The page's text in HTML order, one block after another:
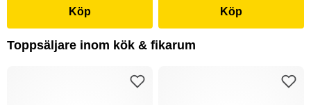
Köp Köp
Toppsäljare inom kök & fikarum